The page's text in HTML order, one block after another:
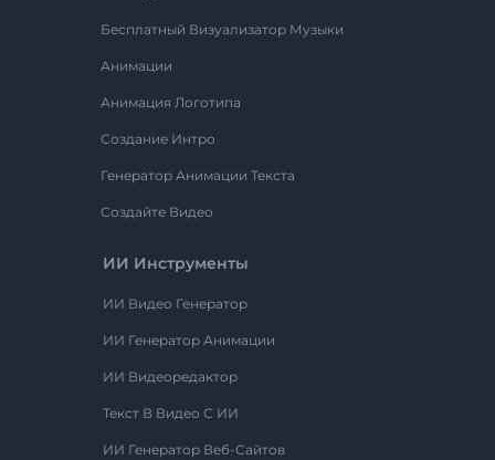
Бесплатный Визуализатор Музыки
Анимации
Анимация Логотипа
Создание Интро
Генератор Анимации Текста
Создайте Видео
ИИ Инструменты
ИИ Видео Генератор
ИИ Генератор Анимации
ИИ Видеоредактор
Текст В Видео С ИИ
ИИ Генератор Веб-Сайтов